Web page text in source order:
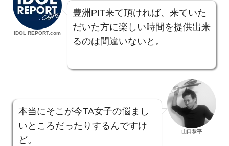
IDOL REPORT.com
豊洲PIT来て頂ければ、来ていた
だいた方に楽しい時間を提供出来
るのは間違いないと。
本当にそこが今TA女子の悩まし
いところだったりするんですけ
ど。
山口恭平